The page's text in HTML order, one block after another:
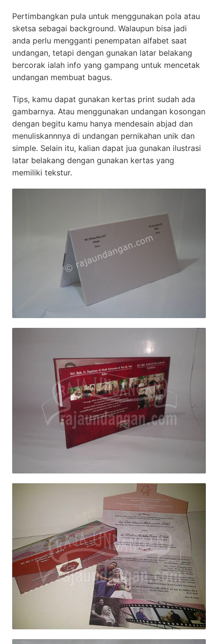
Pertimbangkan pula untuk menggunakan pola atau
sketsa sebagai background. Walaupun bisa jadi
anda perlu mengganti penempatan alfabet saat
undangan, tetapi dengan gunakan latar belakang
bercorak ialah info yang gampang untuk mencetak
undangan membuat bagus.
Tips, kamu dapat gunakan kertas print sudah ada
gambarnya. Atau menggunakan undangan kosongan
dengan begitu kamu hanya mendesain abjad dan
menuliskannnya di undangan pernikahan unik dan
simple. Selain itu, kalian dapat jua gunakan ilustrasi
latar belakang dengan gunakan kertas yang
memiliki tekstur.